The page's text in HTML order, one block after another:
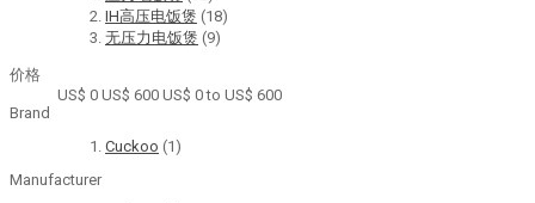
IH高压电饭煲 (18)
无压力电饭煲 (9)
价格
US$ 0 US$ 600 US$ 0 to US$ 600
Brand
Cuckoo (1)
Manufacturer